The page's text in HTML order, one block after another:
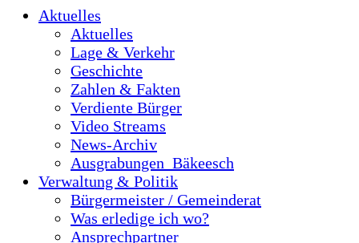
Aktuelles
Aktuelles
Lage & Verkehr
Geschichte
Zahlen & Fakten
Verdiente Bürger
Video Streams
News-Archiv
Ausgrabungen_Bäkeesch
Verwaltung & Politik
Bürgermeister / Gemeinderat
Was erledige ich wo?
Ansprechpartner